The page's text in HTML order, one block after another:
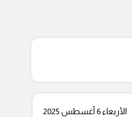
الأربعاء 6 أغسطس 2025